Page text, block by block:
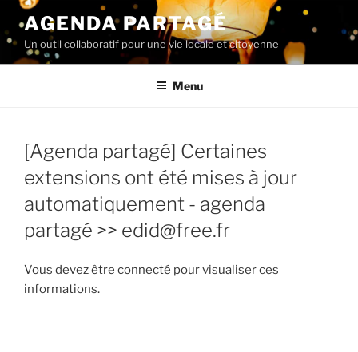
Aller
au
contenu
principal
AGENDA PARTAGÉ
Un outil collaboratif pour une vie locale et citoyenne
Menu
[Agenda partagé] Certaines
extensions ont été mises à jour
automatiquement - agenda
partagé >> edid@free.fr
Vous devez être connecté pour visualiser ces
informations.